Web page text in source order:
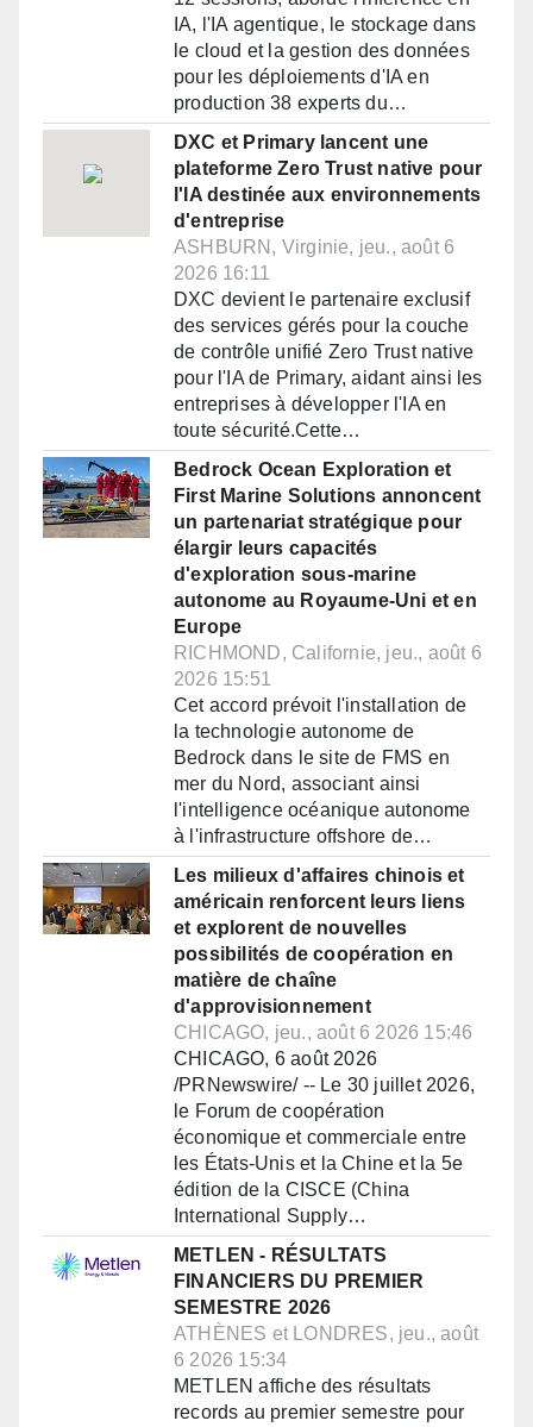
IA, l'IA agentique, le stockage dans
le cloud et la gestion des données
pour les déploiements d'IA en
production 38 experts du…
DXC et Primary lancent une
plateforme Zero Trust native pour
l'IA destinée aux environnements
d'entreprise
ASHBURN, Virginie, jeu., août 6
2026 16:11
DXC devient le partenaire exclusif
des services gérés pour la couche
de contrôle unifié Zero Trust native
pour l'IA de Primary, aidant ainsi les
entreprises à développer l'IA en
toute sécurité.Cette…
Bedrock Ocean Exploration et
First Marine Solutions annoncent
un partenariat stratégique pour
élargir leurs capacités
d'exploration sous-marine
autonome au Royaume-Uni et en
Europe
RICHMOND, Californie, jeu., août 6
2026 15:51
Cet accord prévoit l'installation de
la technologie autonome de
Bedrock dans le site de FMS en
mer du Nord, associant ainsi
l'intelligence océanique autonome
à l'infrastructure offshore de…
Les milieux d'affaires chinois et
américain renforcent leurs liens
et explorent de nouvelles
possibilités de coopération en
matière de chaîne
d'approvisionnement
CHICAGO, jeu., août 6 2026 15:46
CHICAGO, 6 août 2026
/PRNewswire/ -- Le 30 juillet 2026,
le Forum de coopération
économique et commerciale entre
les États-Unis et la Chine et la 5e
édition de la CISCE (China
International Supply…
METLEN - RÉSULTATS
FINANCIERS DU PREMIER
SEMESTRE 2026
ATHÈNES et LONDRES, jeu., août
6 2026 15:34
METLEN affiche des résultats
records au premier semestre pour